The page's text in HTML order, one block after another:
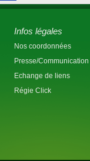
Infos légales
Nos coordonnées
Presse/Communication
Echange de liens
Régie Click